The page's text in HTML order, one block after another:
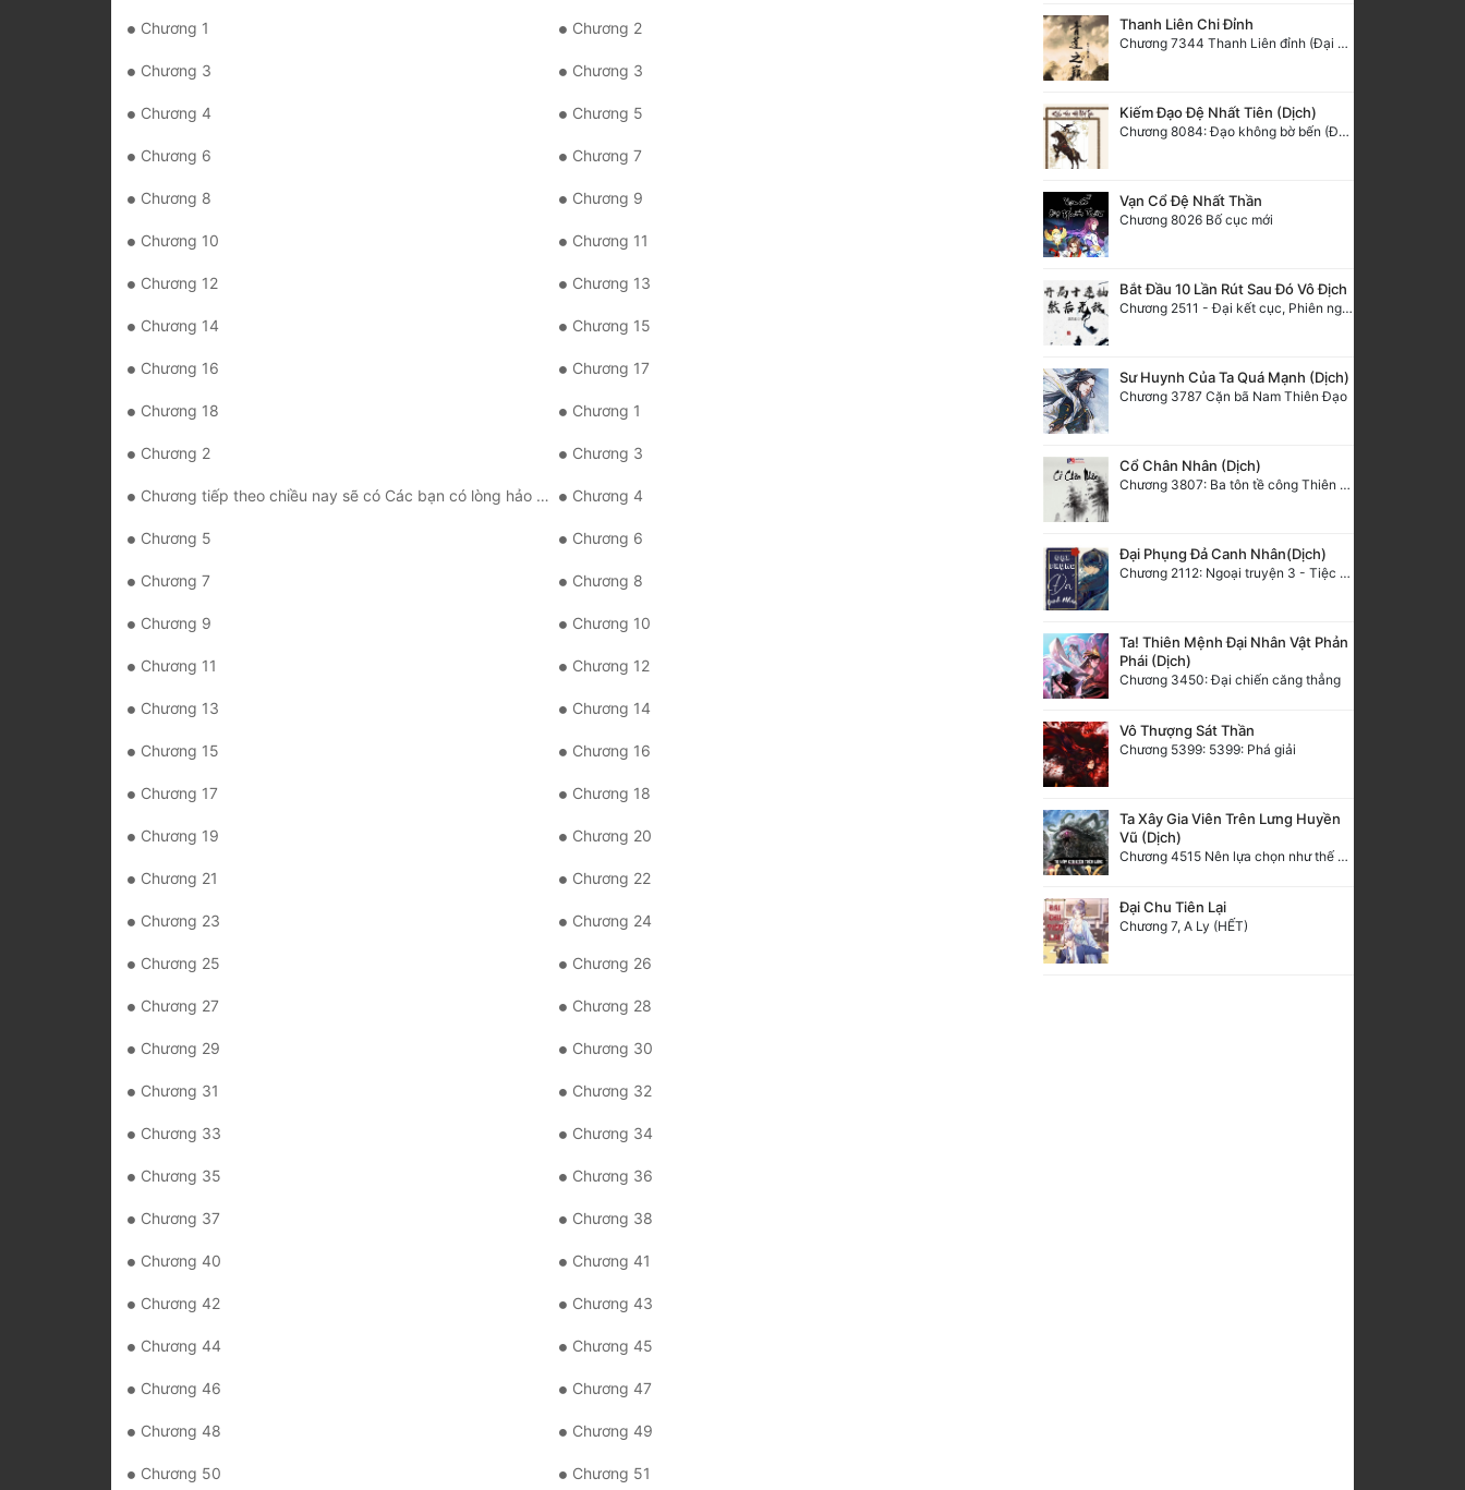
Chương 1 Chương 2
Chương 3 Chương 3
Chương 4 Chương 5
Chương 6 Chương 7
Chương 8 Chương 9
Chương 10 Chương 11
Chương 12 Chương 13
Chương 14 Chương 15
Chương 16 Chương 17
Chương 18 Chương 1
Chương 2 Chương 3
Chương tiếp theo chiều nay sẽ có Các bạn có lòng hảo tâm xin hãy bấm thanks để tri ân và giúp chút tiền trả lương cho dịch giả, cũng là một cách để truyện ra nhanh hơn. Chương 4
Chương 5 Chương 6
Chương 7 Chương 8
Chương 9 Chương 10
Chương 11 Chương 12
Chương 13 Chương 14
Chương 15 Chương 16
Chương 17 Chương 18
Chương 19 Chương 20
Chương 21 Chương 22
Chương 23 Chương 24
Chương 25 Chương 26
Chương 27 Chương 28
Chương 29 Chương 30
Chương 31 Chương 32
Chương 33 Chương 34
Chương 35 Chương 36
Chương 37 Chương 38
Chương 40 Chương 41
Chương 42 Chương 43
Chương 44 Chương 45
Chương 46 Chương 47
Chương 48 Chương 49
Chương 50 Chương 51
Thanh Liên Chi Đỉnh
Chương 7344 Thanh Liên đỉnh (Đại kết cục) (2) HẾT.
Kiếm Đạo Đệ Nhất Tiên (Dịch)
Chương 8084: Đạo không bờ bến (Đại kết cục) (10)
Vạn Cổ Đệ Nhất Thần
Chương 8026 Bố cục mới
Bắt Đầu 10 Lần Rút Sau Đó Vô Địch
Chương 2511 - Đại kết cục, Phiên ngoại thiên: Chư thiên quy nhất giới, vĩnh hằng thế giới. Hết!
Sư Huynh Của Ta Quá Mạnh (Dịch)
Chương 3787 Cặn bã Nam Thiên Đạo
Cổ Chân Nhân (Dịch)
Chương 3807: Ba tôn tề công Thiên Đình (2)
Đại Phụng Đả Canh Nhân(Dịch)
Chương 2112: Ngoại truyện 3 - Tiệc mừng công
Ta! Thiên Mệnh Đại Nhân Vật Phản
Phái (Dịch)
Chương 3450: Đại chiến căng thẳng
Vô Thượng Sát Thần
Chương 5399: 5399: Phá giải
Ta Xây Gia Viên Trên Lưng Huyền
Vũ (Dịch)
Chương 4515 Nên lựa chọn như thế nào?
Đại Chu Tiên Lại
Chương 7, A Ly (HẾT)